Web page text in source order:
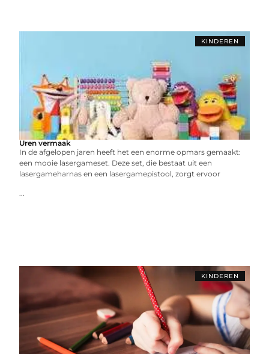
KINDEREN
Uren vermaak
In de afgelopen jaren heeft het een enorme opmars gemaakt:
een mooie lasergameset. Deze set, die bestaat uit een
lasergameharnas en een lasergamepistool, zorgt ervoor
...
KINDEREN